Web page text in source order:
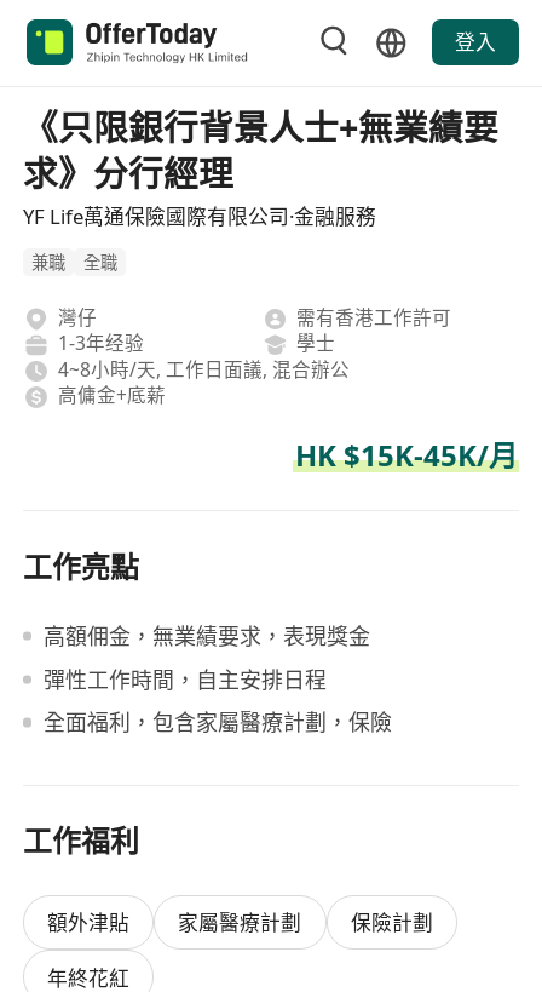
登入
《只限銀行背景人士+無業績要
求》分行經理
YF Life萬通保險國際有限公司·金融服務
兼職 全職
灣仔
需有香港工作許可
1-3年经验
學士
4~8小時/天, 工作日面議, 混合辦公
高傭金+底薪
HK $15K-45K/月
工作亮點
高額佣金，無業績要求，表現獎金
彈性工作時間，自主安排日程
全面福利，包含家屬醫療計劃，保險
工作福利
額外津貼 家屬醫療計劃
保險計劃
年終花紅